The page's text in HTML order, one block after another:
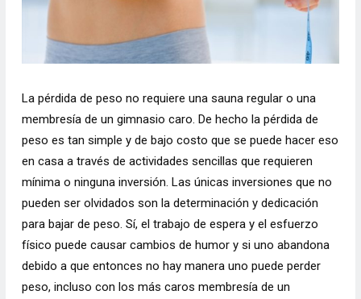
La pérdida de peso no requiere una sauna regular o una
membresía de un gimnasio caro. De hecho la pérdida de
peso es tan simple y de bajo costo que se puede hacer eso
en casa a través de actividades sencillas que requieren
mínima o ninguna inversión. Las únicas inversiones que no
pueden ser olvidados son la determinación y dedicación
para bajar de peso. Sí, el trabajo de espera y el esfuerzo
físico puede causar cambios de humor y si uno abandona
debido a que entonces no hay manera uno puede perder
peso, incluso con los más caros membresía de un